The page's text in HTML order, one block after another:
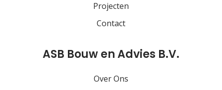
Projecten
Contact
ASB Bouw en Advies B.V.
Over Ons